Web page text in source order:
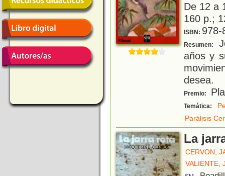
De 12 a
160 p.;
ISBN: 978-
Resumen:
años y
desea.
Premio:
Temática:
Parálisis
La
CERVON,
VALIENTE,